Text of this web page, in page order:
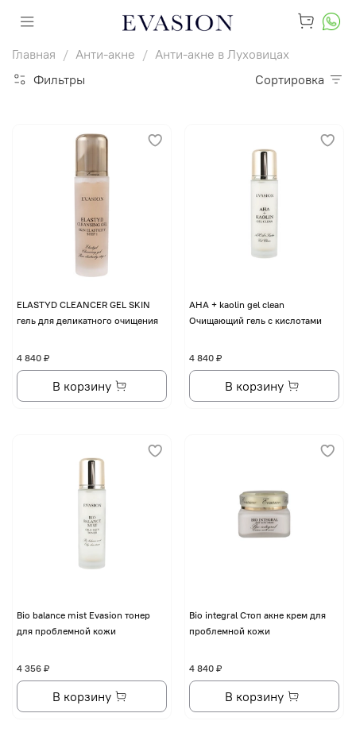
Главная Анти-акне
Анти-акне в Луховицах
Фильтры
Сортировка
ELASTYD CLEANCER GEL SKIN
гель для деликатного очищения
4 840 ₽
В корзину
AHA + kaolin gel clean
Очищающий гель с кислотами
4 840 ₽
В корзину
Bio balance mist Evasion тонер
для проблемной кожи
4 356 ₽
В корзину
Bio integral Стоп акне крем для
проблемной кожи
4 840 ₽
В корзину